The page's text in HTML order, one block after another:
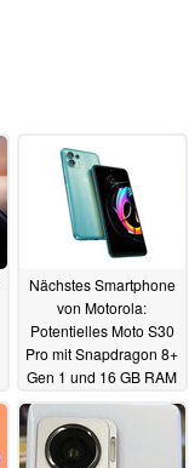
Nächstes Smartphone
von Motorola:
Potentielles Moto S30
Pro mit Snapdragon 8+
Gen 1 und 16 GB RAM
zertifiziert29.07.2022